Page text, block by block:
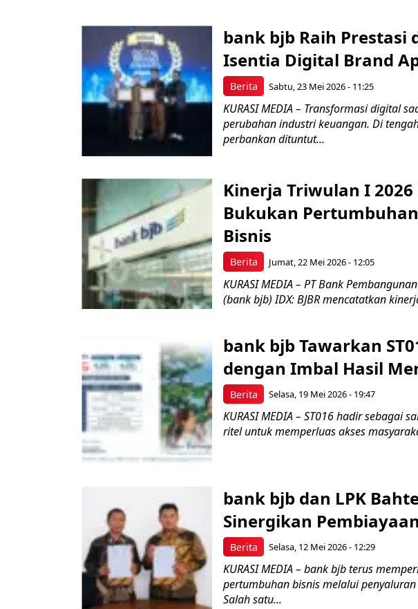
Berita
bank bjb Raih Prestasi
Isentia Digital Brand
Sabtu, 23 Mei 2026 - 11:25
KURASI MEDIA – Transformasi digital
perubahan industri keuangan. Di
perbankan dituntut...
Berita
Kinerja Triwulan I
Bukukan
Bisnis
Jumat, 22 Mei 2026 - 12:05
KURASI MEDIA – PT Bank
(bank bjb) IDX: BJBR mencatatkan
Berita
bank bjb Tawarkan
dengan Imbal Hasil
Selasa, 19 Mei 2026 - 19:47
KURASI MEDIA – ST016 hadir sebagai
ritel untuk memperluas akses
Berita
bank bjb dan LPK
Sinergikan
Selasa, 12 Mei 2026 - 12:29
KURASI MEDIA – bank bjb terus
pertumbuhan bisnis melalui
Salah satu...